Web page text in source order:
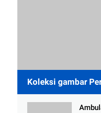
Koleksi gambar